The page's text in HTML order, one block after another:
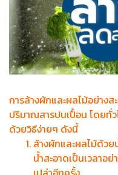
การล้างผักและผลไม้อย่าง
ปริมาณสารปนเปื้อน โดยทั่
ด้วยวิธีง่ายๆ ดังนี้
ล้างผักและผลไม้ด้วย
น้ำสะอาดเป็นเวลาอ